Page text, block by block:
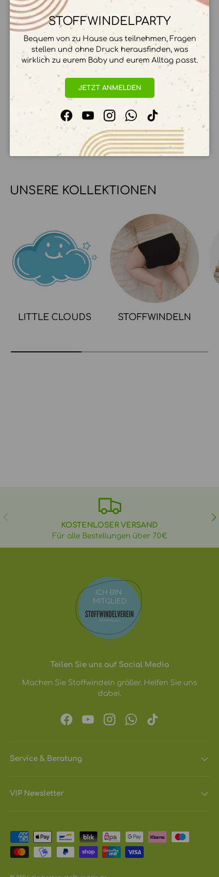
BESCHREIBUNG
ZAHLUNGSMÖGLICHKEITEN
Ihre Zahlungsinformationen werden sicher
verarbeitet. Wir speichern keine
Kreditkartendetails.
UNSERE KOLLEKTIONEN
LITTLE CLOUDS STOFFWINDELN
STOFFWINDELPARTY
Bequem von zu Hause aus teilnehmen, Fragen
stellen und ohne Druck herausfinden, was
wirklich zu eurem Baby und eurem Alltag passt.
JETZT ANMELDEN
FacebookYouTubeInstagramWhatsApp
TikTok
VORHERIGE
KOSTENLOSER VERSAND
Für alle Bestellungen über 70€
Teilen Sie uns auf Social Media
Machen Sie Stoffwindeln größer. Helfen Sie uns
dabei.
FacebookYouTubeInstagramWhatsApp
TikTok
Service & Beratung
VIP Newsletter
Zahlungsmethoden